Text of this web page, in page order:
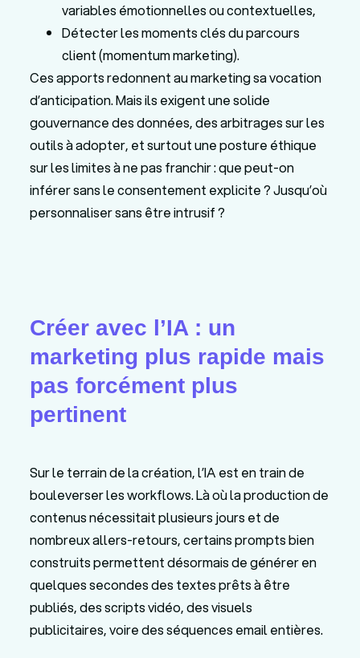
variables émotionnelles ou contextuelles,
Détecter les moments clés du parcours
client (momentum marketing).
Ces apports redonnent au marketing sa vocation
d’anticipation. Mais ils exigent une solide
gouvernance des données, des arbitrages sur les
outils à adopter, et surtout une posture éthique
sur les limites à ne pas franchir : que peut-on
inférer sans le consentement explicite ? Jusqu’où
personnaliser sans être intrusif ?
Créer avec l’IA : un
marketing plus rapide mais
pas forcément plus
pertinent
Sur le terrain de la création, l’IA est en train de
bouleverser les workflows. Là où la production de
contenus nécessitait plusieurs jours et de
nombreux allers-retours, certains prompts bien
construits permettent désormais de générer en
quelques secondes des textes prêts à être
publiés, des scripts vidéo, des visuels
publicitaires, voire des séquences email entières.